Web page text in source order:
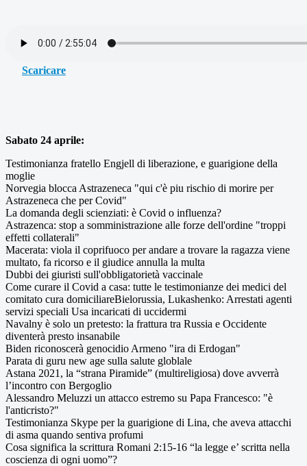
Scaricare
Sabato 24 aprile:
Testimonianza fratello Engjell di liberazione, e guarigione della
moglie
Norvegia blocca Astrazeneca "qui c'è piu rischio di morire per
Astrazeneca che per Covid"
La domanda degli scienziati: è Covid o influenza?
Astrazenca: stop a somministrazione alle forze dell'ordine "troppi
effetti collaterali"
Macerata: viola il coprifuoco per andare a trovare la ragazza viene
multato, fa ricorso e il giudice annulla la multa
Dubbi dei giuristi sull'obbligatorietà vaccinale
Come curare il Covid a casa: tutte le testimonianze dei medici del
comitato cura domiciliareBielorussia, Lukashenko: Arrestati agenti
servizi speciali Usa incaricati di uccidermi
Navalny è solo un pretesto: la frattura tra Russia e Occidente
diventerà presto insanabile
Biden riconoscerà genocidio Armeno "ira di Erdogan"
Parata di guru new age sulla salute globlale
Astana 2021, la “strana Piramide” (multireligiosa) dove avverrà
l’incontro con Bergoglio
Alessandro Meluzzi un attacco estremo su Papa Francesco: "è
l'anticristo?"
Testimonianza Skype per la guarigione di Lina, che aveva attacchi
di asma quando sentiva profumi
Cosa significa la scrittura Romani 2:15-16 “la legge e’ scritta nella
coscienza di ogni uomo”?